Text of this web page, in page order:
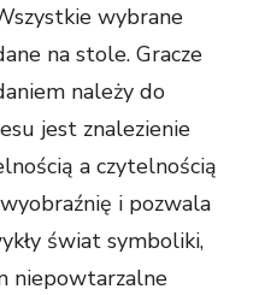
wybrane
na stole. Gracze
należy do
jest znalezienie
a czytelnością
i pozwala
świat symboliki,
niepowtarzalne